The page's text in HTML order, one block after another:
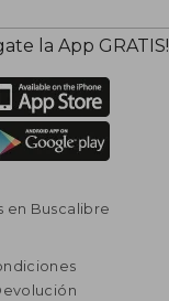
la App GRATIS!
en Buscalibre